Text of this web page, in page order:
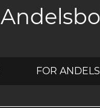
FOR